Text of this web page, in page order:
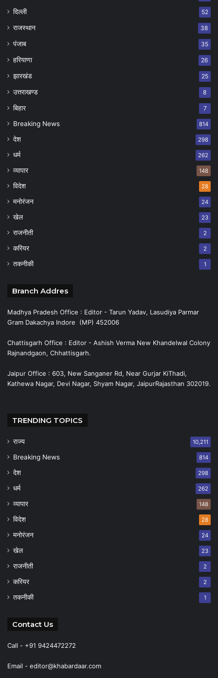
दिल्ली 52
राजस्थान 38
पंजाब 35
हरियाणा 26
झारखंड 25
उत्तराखण्ड 8
बिहार 7
Breaking News 814
देश 298
धर्म 262
व्यापार 148
विदेश 28
मनोरंजन 24
खेल 23
राजनीती 2
करियर 2
तकनीकी 1
Branch Addres
Madhya Pradesh Office : Editor - Tarun Yadav, Lasudiya Parmar
Gram Dakachya Indore (MP) 452006
Chattisgarh Office : Editor - Ashish Verma New Khandelwal Colony
Rajnandgaon, Chhattisgarh.
Jaipur Office : 603, New Sanganer Rd, Near Gurjar KiThadi,
Kathewa Nagar, Devi Nagar, Shyam Nagar, JaipurRajasthan 302019.
TRENDING TOPICS
राज्य 10,211
Breaking News 814
देश 298
धर्म 262
व्यापार 148
विदेश 28
मनोरंजन 24
खेल 23
राजनीती 2
करियर 2
तकनीकी 1
Contact Us
Call - +91 9424472272
Email - editor@khabardaar.com